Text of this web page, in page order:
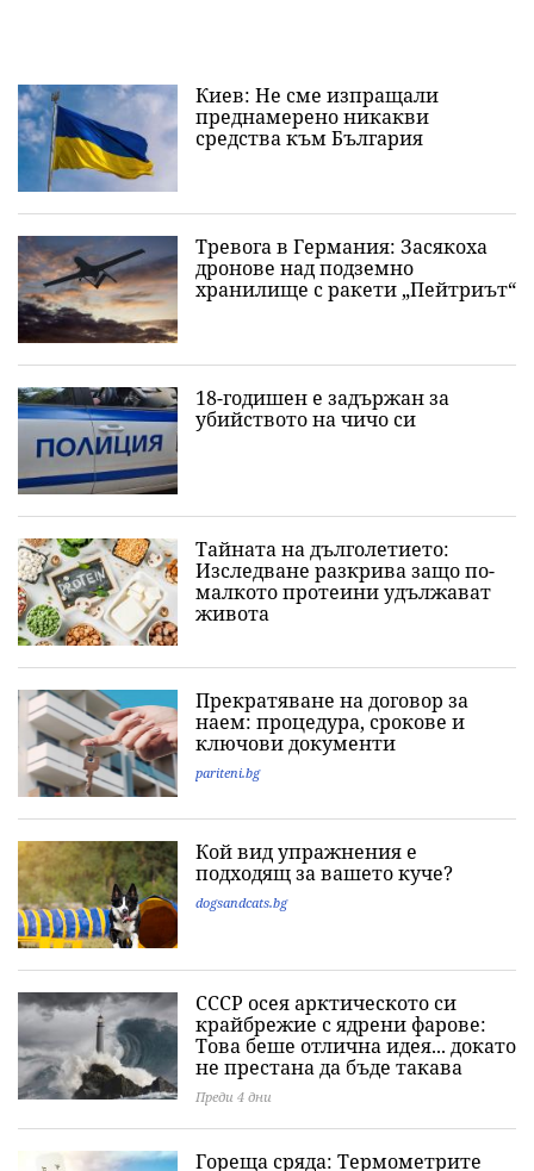
Киев: Не сме изпращали
преднамерено никакви
средства към България
Тревога в Германия: Засякоха
дронове над подземно
хранилище с ракети „Пейтриът“
18-годишен е задържан за
убийството на чичо си
Тайната на дълголетието:
Изследване разкрива защо по-
малкото протеини удължават
живота
Прекратяване на договор за
наем: процедура, срокове и
ключови документи
pariteni.bg
Кой вид упражнения е
подходящ за вашето куче?
dogsandcats.bg
СССР осея арктическото си
крайбрежие с ядрени фарове:
Това беше отлична идея... докато
не престана да бъде такава
Преди 4 дни
Гореща сряда: Термометрите